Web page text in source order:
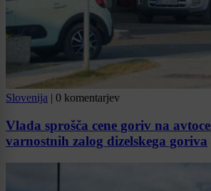
Slovenija | 0 komentarjev
Vlada sprošča cene goriv na
varnostnih zalog dizelskega goriva